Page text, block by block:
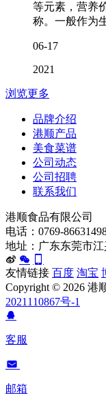
等元素，营养
称。一般作为
06-17
2021
浏览更多
品牌介绍
港顺产品
美食菜谱
公司动态
公司招聘
联系我们
港顺食品有限公司
电话：0769-
地址：广东东莞市
友情链接 百度 淘宝
Copyright © 2026 港
2021110867号-1
客服
邮箱